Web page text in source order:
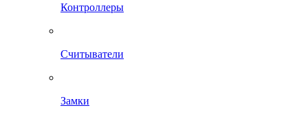
Контроллеры
Считыватели
Замки